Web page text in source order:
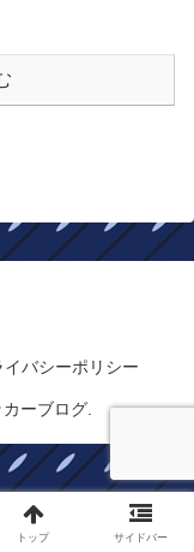
イバシーポリシー
ーブログ.
トップ サイドバー